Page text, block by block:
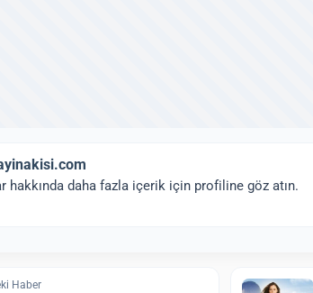
hakkında daha fazla içerik için profiline göz atın.
Haber